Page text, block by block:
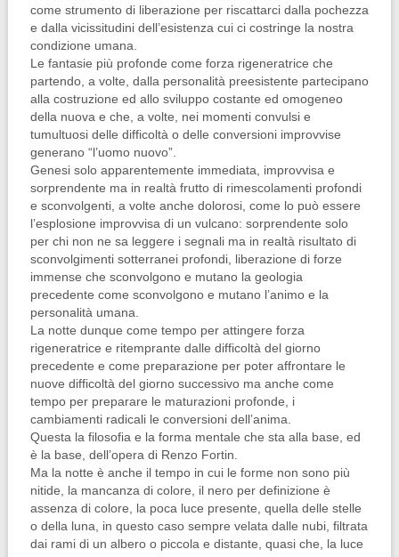
come strumento di liberazione per riscattarci dalla pochezza
e dalla vicissitudini dell’esistenza cui ci costringe la nostra
condizione umana.
Le fantasie più profonde come forza rigeneratrice che
partendo, a volte, dalla personalità preesistente partecipano
alla costruzione ed allo sviluppo costante ed omogeneo
della nuova e che, a volte, nei momenti convulsi e
tumultuosi delle difficoltà o delle conversioni improvvise
generano “l’uomo nuovo”.
Genesi solo apparentemente immediata, improvvisa e
sorprendente ma in realtà frutto di rimescolamenti profondi
e sconvolgenti, a volte anche dolorosi, come lo può essere
l’esplosione improvvisa di un vulcano: sorprendente solo
per chi non ne sa leggere i segnali ma in realtà risultato di
sconvolgimenti sotterranei profondi, liberazione di forze
immense che sconvolgono e mutano la geologia
precedente come sconvolgono e mutano l’animo e la
personalità umana.
La notte dunque come tempo per attingere forza
rigeneratrice e ritemprante dalle difficoltà del giorno
precedente e come preparazione per poter affrontare le
nuove difficoltà del giorno successivo ma anche come
tempo per preparare le maturazioni profonde, i
cambiamenti radicali le conversioni dell’anima.
Questa la filosofia e la forma mentale che sta alla base, ed
è la base, dell’opera di Renzo Fortin.
Ma la notte è anche il tempo in cui le forme non sono più
nitide, la mancanza di colore, il nero per definizione è
assenza di colore, la poca luce presente, quella delle stelle
o della luna, in questo caso sempre velata dalle nubi, filtrata
dai rami di un albero o piccola e distante, quasi che, la luce